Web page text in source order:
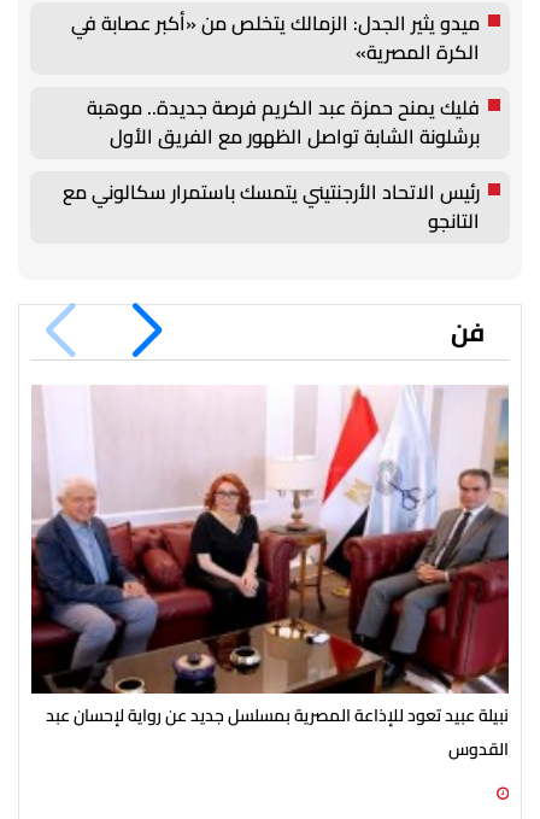
ميدو يثير الجدل: الزمالك يتخلص من «أكبر عصابة في
الكرة المصرية»
فليك يمنح حمزة عبد الكريم فرصة جديدة.. موهبة
برشلونة الشابة تواصل الظهور مع الفريق الأول
رئيس الاتحاد الأرجنتيني يتمسك باستمرار سكالوني مع
التانجو
فن
نبيلة عبيد تعود للإذاعة المصرية بمسلسل جديد عن رواية لإحسان عبد
القدوس